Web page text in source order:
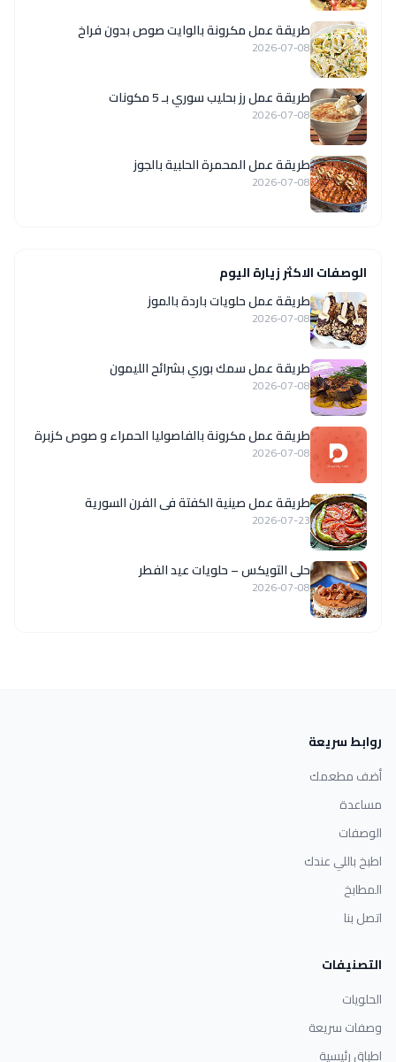
طريقة عمل مكرونة بالوايت صوص بدون فراخ
2026-07-08
طريقة عمل رز بحليب سوري بـ 5 مكونات
2026-07-08
طريقة عمل المحمرة الحلبية بالجوز
2026-07-08
الوصفات الاكثر زيارة اليوم
طريقة عمل حلويات باردة بالموز
2026-07-08
طريقة عمل سمك بوري بشرائح الليمون
2026-07-08
طريقة عمل مكرونة بالفاصوليا الحمراء و صوص كزبرة
2026-07-08
طريقة عمل صينية الكفتة فى الفرن السورية
2026-07-23
حلى التويكس – حلويات عيد الفطر
2026-07-08
روابط سريعة
أضف مطعمك
مساعدة
الوصفات
اطبخ باللي عندك
المطابخ
اتصل بنا
التصنيفات
الحلويات
وصفات سريعة
اطباق رئيسية